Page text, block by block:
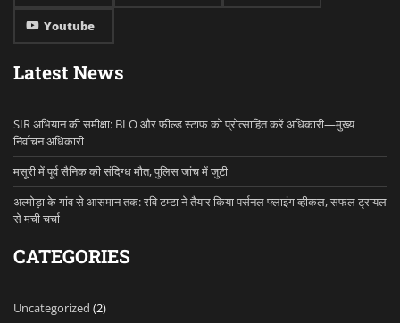
Youtube
Latest News
SIR अभियान की समीक्षा: BLO और फील्ड स्टाफ को प्रोत्साहित करें अधिकारी—मुख्य
निर्वाचन अधिकारी
मसूरी में पूर्व सैनिक की संदिग्ध मौत, पुलिस जांच में जुटी
अल्मोड़ा के गांव से आसमान तक: रवि टम्टा ने तैयार किया पर्सनल फ्लाइंग व्हीकल, सफल ट्रायल
से मची चर्चा
CATEGORIES
Uncategorized (2)